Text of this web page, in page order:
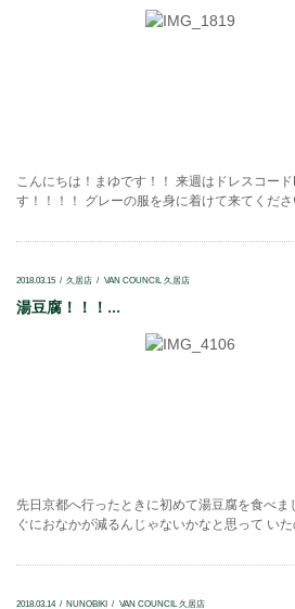
こんにちは！まゆです！！ 来週はドレスコー
す！！！！ グレーの服を身に着けて来てくだ
2018.03.15 久居店 VAN COUNCIL 久居店
湯豆腐！！！...
先日京都へ行ったときに初めて湯豆腐を食べ
ぐにおなかが減るんじゃないかなと思って い
2018.03.14 NUNOBIKI VAN COUNCIL 久居店